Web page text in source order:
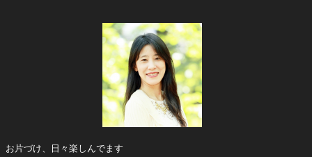
お片づけ、日々楽しんでます